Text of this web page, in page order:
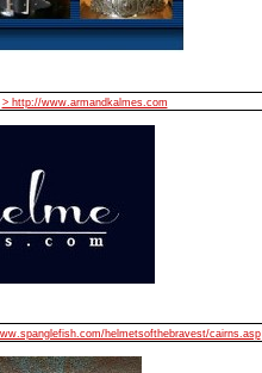
> http://www.armandkalmes.com
helmetsofthebravest/cairns.asp